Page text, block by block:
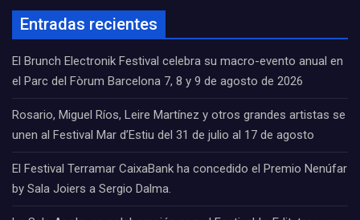
Entradas recientes
El Brunch Electronik Festival celebra su macro-evento anual en
el Parc del Fòrum Barcelona 7, 8 y 9 de agosto de 2026
Rosario, Miguel Ríos, Leire Martínez y otros grandes artistas se
unen al Festival Mar d’Estiu del 31 de julio al 17 de agosto
El Festival Terramar CaixaBank ha concedido el Premio Nenúfar
by Sala Joiers a Sergio Dalma.